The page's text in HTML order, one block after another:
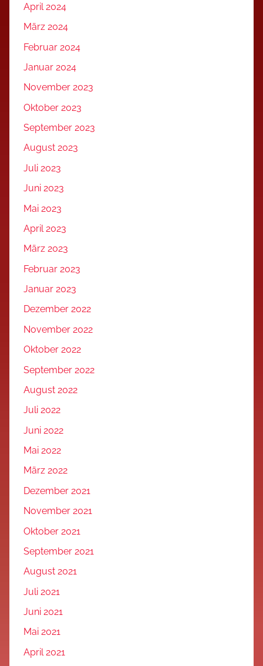
April 2024
März 2024
Februar 2024
Januar 2024
November 2023
Oktober 2023
September 2023
August 2023
Juli 2023
Juni 2023
Mai 2023
April 2023
März 2023
Februar 2023
Januar 2023
Dezember 2022
November 2022
Oktober 2022
September 2022
August 2022
Juli 2022
Juni 2022
Mai 2022
März 2022
Dezember 2021
November 2021
Oktober 2021
September 2021
August 2021
Juli 2021
Juni 2021
Mai 2021
April 2021